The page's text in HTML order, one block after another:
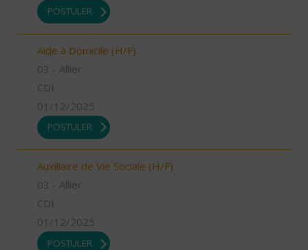
POSTULER
Aide à Domicile (H/F)
03 - Allier
CDI
01/12/2025
POSTULER
Auxiliaire de Vie Sociale (H/F)
03 - Allier
CDI
01/12/2025
POSTULER